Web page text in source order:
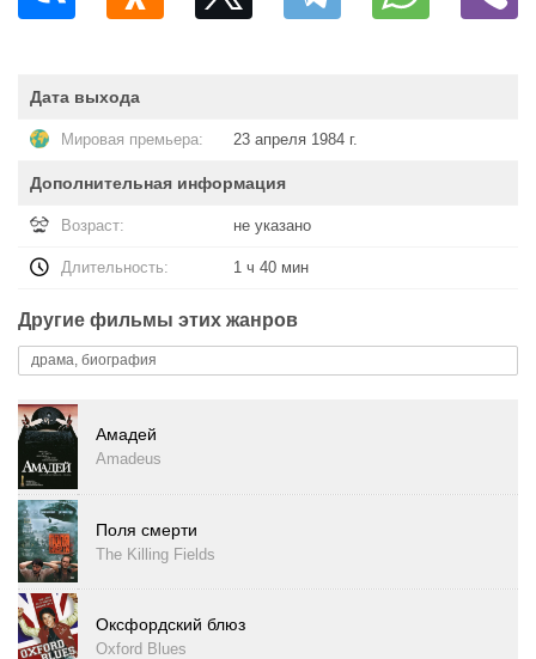
Дата выхода
Мировая премьера: 23 апреля 1984 г.
Дополнительная информация
Возраст: не указано
Длительность: 1 ч 40 мин
Другие фильмы этих жанров
драма, биография
Амадей
Amadeus
Поля смерти
The Killing Fields
Оксфордский блюз
Oxford Blues